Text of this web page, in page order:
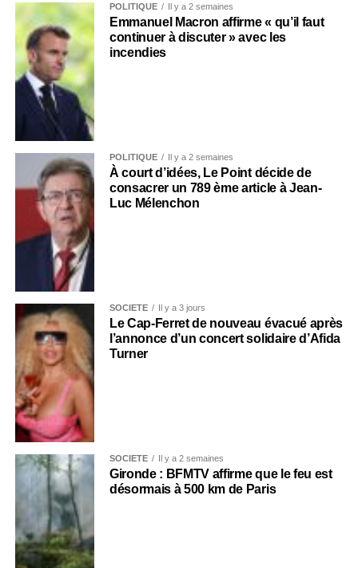
POLITIQUE Il y a 2 semaines
Emmanuel Macron affirme « qu’il faut
continuer à discuter » avec les
incendies
POLITIQUE Il y a 2 semaines
À court d’idées, Le Point décide de
consacrer un 789 ème article à Jean-
Luc Mélenchon
SOCIÉTÉ Il y a 3 jours
Le Cap-Ferret de nouveau évacué après
l’annonce d’un concert solidaire d’Afida
Turner
SOCIÉTÉ Il y a 2 semaines
Gironde : BFMTV affirme que le feu est
désormais à 500 km de Paris